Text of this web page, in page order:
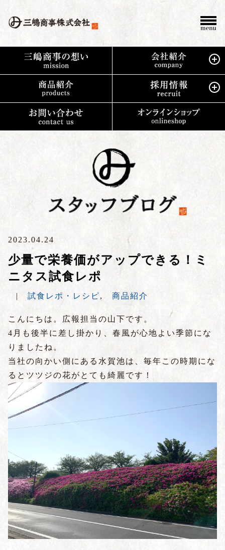
2023.04.24
少量で栄養価がアップできる！ミ
ニタス試食レポ
| 試食レポ・レシピ, 商品紹介
こんにちは。広報担当の山下です。
4月も後半に差し掛かり、春風が心地よい季節にな
りましたね。
当社の向かい側にある水賀池は、毎年この時期にな
るとツツジの花がとても綺麗です！